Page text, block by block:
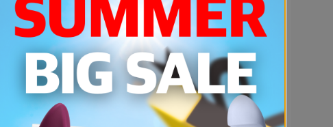
예상치 못한 에러입니다.